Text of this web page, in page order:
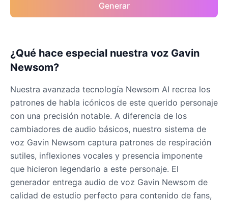
Emilia Clarke
Female @NYCgirl2009
Eminem
Emma Waston
Female @GamingPro365
Gavin Newsom
Male @KingArthur
Ice Spice
Female @KingArthur
Generar
¿Qué hace especial nuestra voz Gavin
Newsom?
Nuestra avanzada tecnología Newsom AI recrea los
patrones de habla icónicos de este querido personaje
con una precisión notable. A diferencia de los
cambiadores de audio básicos, nuestro sistema de
voz Gavin Newsom captura patrones de respiración
sutiles, inflexiones vocales y presencia imponente
que hicieron legendario a este personaje. El
generador entrega audio de voz Gavin Newsom de
calidad de estudio perfecto para contenido de fans,